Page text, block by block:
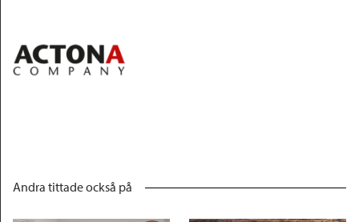
Andra tittade också på